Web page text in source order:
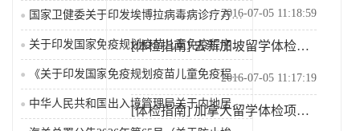
国家卫健委关于印发埃博拉病毒病诊疗方案（2026年版...
关于印发国家免疫规划疫苗儿童免疫程序及说明（2026...
《关于印发国家免疫规划疫苗儿童免疫程序及说明（202...
中华人民共和国出入境管理局关于内地居民前往港澳地区定...
2016-07-05 11:18:59
[体检指南] 去新加坡留学体检注意事项有哪些
2016-07-05 11:17:19
[体检指南] 加拿大留学体检项目有哪些